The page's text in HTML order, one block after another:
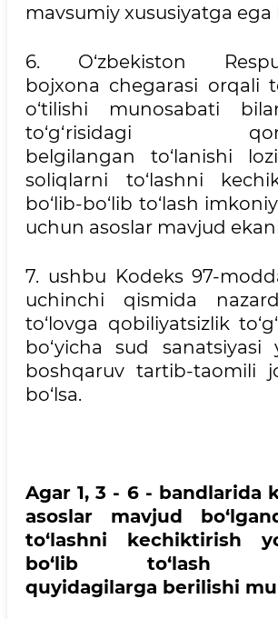
mavsumiy xususiyatga ega
6. O‘zbekiston
bojxona chegarasi orqali
o‘tilishi munosabati
to‘g‘risidagi
belgilangan to‘lanishi
soliqlarni to‘lashni
bo‘lib-bo‘lib to‘lash
uchun asoslar mavjud
7. ushbu Kodeks 97-
uchinchi qismida
to‘lovga qobiliyatsizlik
bo‘yicha sud sanatsiyasi
boshqaruv tartib-taomili
bo‘lsa.
Agar 1, 3 - 6 - bandlarida
asoslar mavjud
to‘lashni kechiktirish
bo‘lib to‘lash
quyidagilarga berilishi